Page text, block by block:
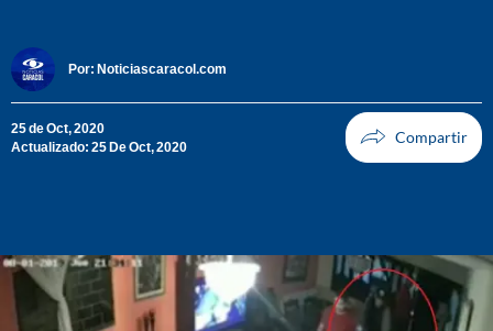
Por: Noticiascaracol.com
25 de Oct, 2020
Actualizado: 25 De Oct, 2020